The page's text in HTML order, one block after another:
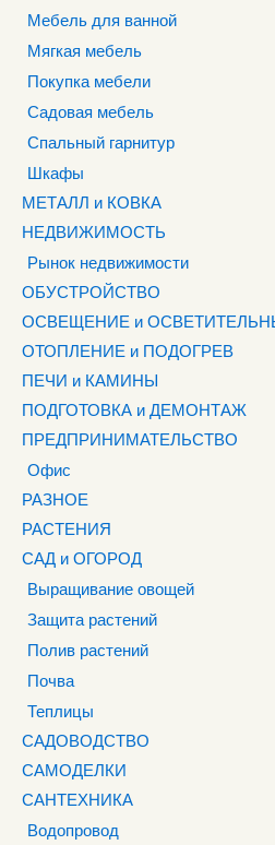
Мебель для ванной
Мягкая мебель
Покупка мебели
Садовая мебель
Спальный гарнитур
Шкафы
МЕТАЛЛ и КОВКА
НЕДВИЖИМОСТЬ
Рынок недвижимости
ОБУСТРОЙСТВО
ОСВЕЩЕНИЕ и
ОТОПЛЕНИЕ и ПОДОГРЕВ
ПЕЧИ и КАМИНЫ
ПОДГОТОВКА и ДЕМОНТАЖ
ПРЕДПРИНИМАТЕЛЬСТВО
Офис
РАЗНОЕ
РАСТЕНИЯ
САД и ОГОРОД
Выращивание овощей
Защита растений
Полив растений
Почва
Теплицы
САДОВОДСТВО
САМОДЕЛКИ
САНТЕХНИКА
Водопровод